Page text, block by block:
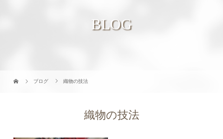
BLOG
ブログ 織物の技法
織物の技法